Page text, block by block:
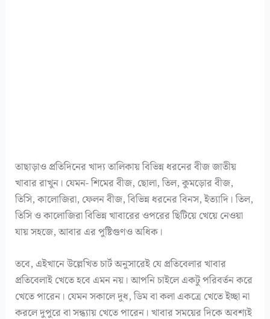
তাছাড়াও প্রতিদিনের খাদ্য তালিকায় বিভিন্ন ধরনের বীজ জাতীয়
খাবার রাখুন। যেমন- শিমের বীজ, ছোলা, তিল, কুমড়োর বীজ,
তিসি, কালোজিরা, ফেলন বীজ, বিভিন্ন ধরনের বিনস, ইত্যাদি। তিল,
তিসি ও কালোজিরা বিভিন্ন খাবারের ওপরের ছিটিয়ে খেয়ে নেওয়া
যায় সহজে, আবার এর পুষ্টিগুণও অধিক।
তবে, এইখানে উল্লেখিত চার্ট অনুসারেই যে প্রতিবেলার খাবার
প্রতিবেলাই খেতে হবে এমন নয়। আপনি চাইলে একটু পরিবর্তন করে
খেতে পারেন। যেমন সকালে দুধ, ডিম বা কলা একত্রে খেতে ইচ্ছা না
করলে দুপুরে বা সন্ধ্যায় খেতে পারেন। খাবার সময়ের দিকে অবশ্যই